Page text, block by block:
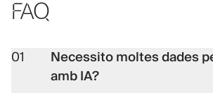
FAQ
01
Necessito moltes dades
amb IA?